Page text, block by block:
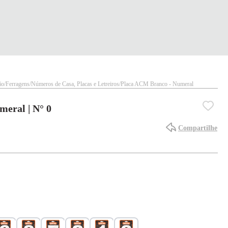
Ferragens Números de Casa, Placas e Letreiros Placa ACM Branco - Numeral
| N° 0
Compartilhe